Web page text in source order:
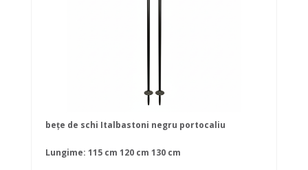
bețe de schi Italbastoni negru portocaliu
Lungime: 115 cm 120 cm 130 cm